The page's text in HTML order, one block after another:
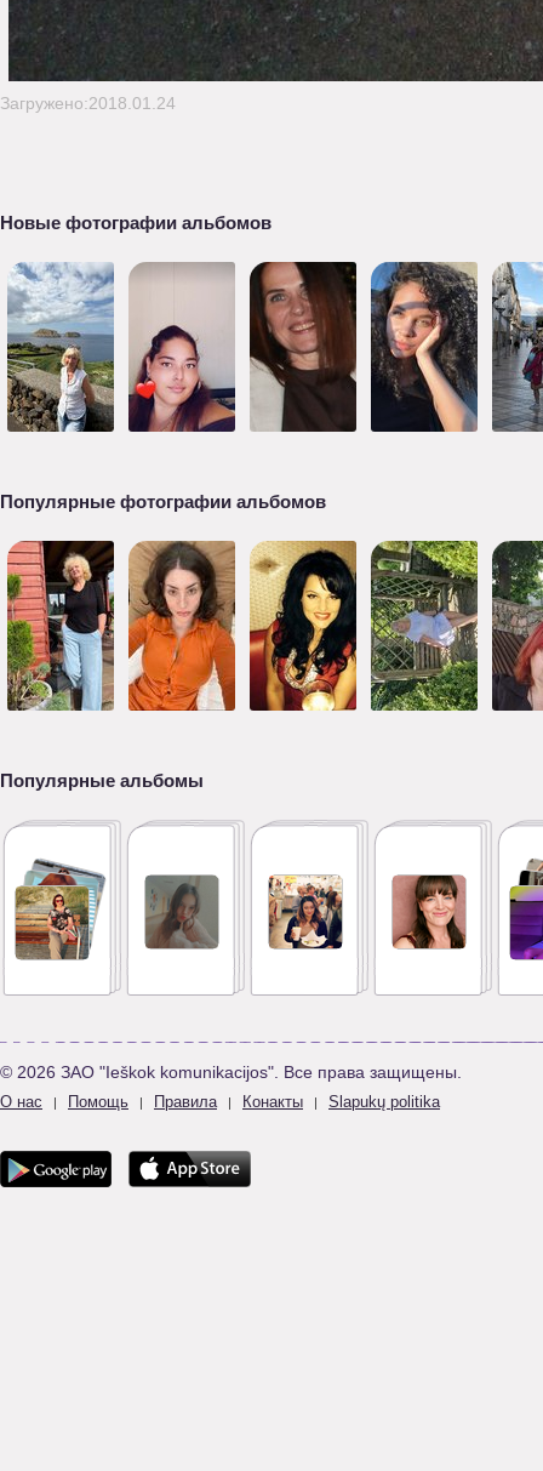
Загружено:2018.01.24
Новые фотографии альбомов
Популярные фотографии альбомов
Популярные альбомы
© 2026 ЗАО "Ieškok komunikacijos". Все права защищены.
О нас | Помощь | Правила | Конакты | Slapukų politika